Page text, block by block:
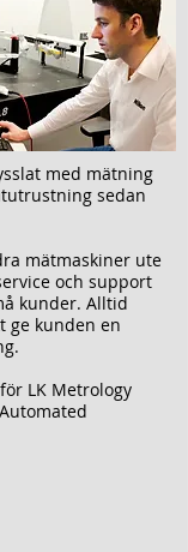
med mätning
sedan
mätmaskiner ute
och support
kunder. Alltid
ge kunden en
LK Metrology